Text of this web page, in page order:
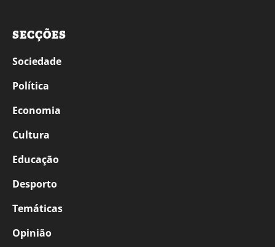
SECÇÕES
Sociedade
Política
Economia
Cultura
Educação
Desporto
Temáticas
Opinião